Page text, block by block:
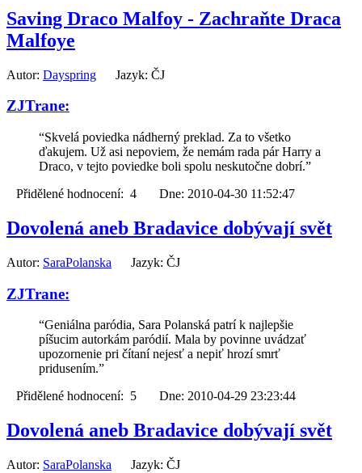
Saving Draco Malfoy - Zachraňte Draca
Malfoye
Autor: Dayspring Jazyk: ČJ
ZJTrane:
“Skvelá poviedka nádherný preklad. Za to všetko
ďakujem. Už asi nepoviem, že nemám rada pár Harry a
Draco, v tejto poviedke boli spolu neskutočne dobrí.”
Přidělené hodnocení: 4 Dne: 2010-04-30 11:52:47
Dovolená aneb Bradavice dobývají svět
Autor: SaraPolanska Jazyk: ČJ
ZJTrane:
“Geniálna paródia, Sara Polanská patrí k najlepšie
píšucim autorkám paródií. Mala by povinne uvádzať
upozornenie pri čítaní nejesť a nepiť hrozí smrť
pridusením.”
Přidělené hodnocení: 5 Dne: 2010-04-29 23:23:44
Dovolená aneb Bradavice dobývají svět
Autor: SaraPolanska Jazyk: ČJ